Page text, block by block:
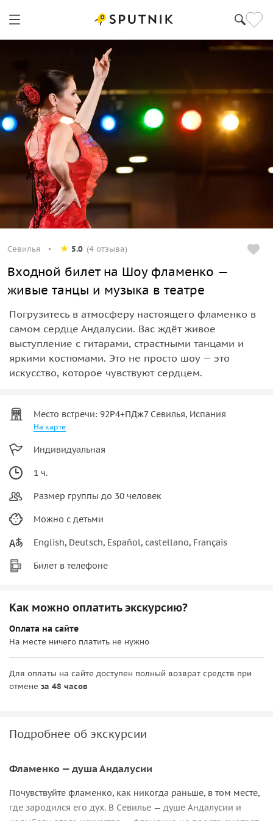
Севилья 5.0 (4 отзыва)
Входной билет на Шоу фламенко —
живые танцы и музыка в театре
Погрузитесь в атмосферу настоящего фламенко в
самом сердце Андалусии. Вас ждёт живое
выступление с гитарами, страстными танцами и
яркими костюмами. Это не просто шоу — это
искусство, которое чувствуют сердцем.
Место встречи: 92Р4+ПДж7 Севилья, Испания
На карте
Индивидуальная
1 ч.
Размер группы до 30 человек
Можно с детьми
English, Deutsch, Español, castellano, Français
Билет в телефоне
Как можно оплатить экскурсию?
Оплата на сайте
На месте ничего платить не нужно
Для оплаты на сайте доступен полный возврат средств при
отмене за 48 часов
Подробнее об экскурсии
Фламенко — душа Андалусии
Почувствуйте фламенко, как никогда раньше, в том месте,
где зародился его дух. В Севилье — душе Андалусии и